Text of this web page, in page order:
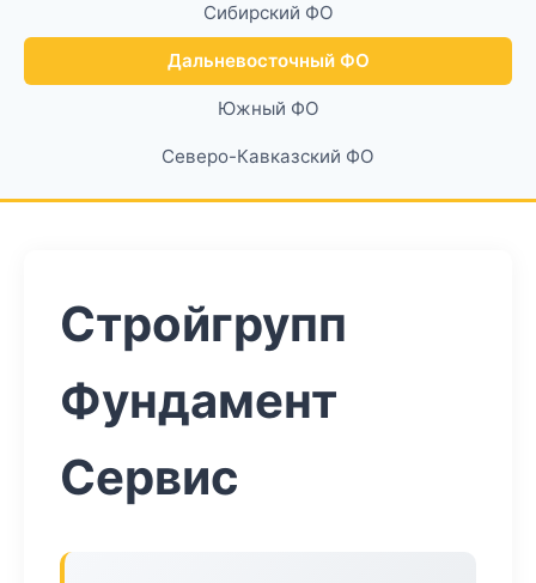
Сибирский ФО
Дальневосточный ФО
Южный ФО
Северо-Кавказский ФО
Стройгрупп
Фундамент
Сервис